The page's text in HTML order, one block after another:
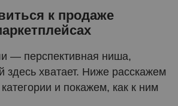
к продаже
— перспективная ниша,
здесь хватает. Ниже расскажем
и покажем, как к ним